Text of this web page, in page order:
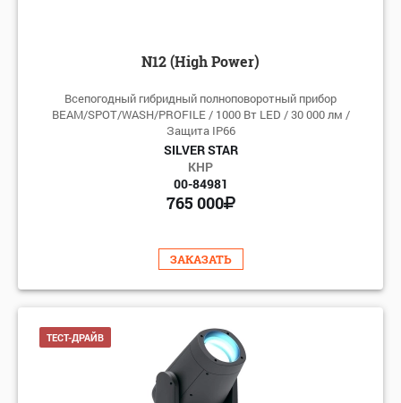
N12 (High Power)
Всепогодный гибридный полноповоротный прибор
BEAM/SPOT/WASH/PROFILE / 1000 Вт LED / 30 000 лм /
Защита IP66
SILVER STAR
КНР
00-84981
765 000
ЗАКАЗАТЬ
ТЕСТ-ДРАЙВ